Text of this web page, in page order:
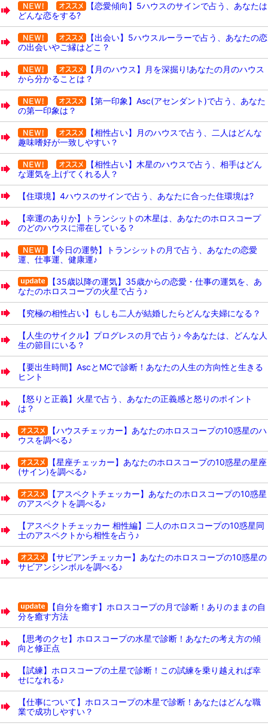
【恋愛傾向】5ハウスのサインで占う、あなたは
どんな恋をする?
【出会い】5ハウスルーラーで占う、あなたの恋
の出会いやご縁はどこ？
【月のハウス】月を深掘り!あなたの月のハウス
から分かることは？
【第一印象】Asc(アセンダント)で占う、あなた
の第一印象は？
【相性占い】月のハウスで占う、二人はどんな
趣味嗜好が一致しやすい？
【相性占い】木星のハウスで占う、相手はどん
な運気を上げてくれる人？
【住環境】4ハウスのサインで占う、あなたに合った住環境は?
【幸運のありか】トランシットの木星は、あなたのホロスコープ
のどのハウスに滞在している？
【今日の運勢】トランシットの月で占う、あなたの恋愛
運、仕事運、健康運♪
【35歳以降の運気】35歳からの恋愛・仕事の運気を、あ
なたのホロスコープの火星で占う♪
【究極の相性占い】もしも二人が結婚したらどんな夫婦になる？
【人生のサイクル】プログレスの月で占う♪ 今あなたは、どんな人
生の節目にいる？
【要出生時間】AscとMCで診断！あなたの人生の方向性と生きる
ヒント
【怒りと正義】火星で占う、あなたの正義感と怒りのポイント
は？
【ハウスチェッカー】あなたのホロスコープの10惑星のハ
ウスを調べる♪
【星座チェッカー】あなたのホロスコープの10惑星の星座
(サイン)を調べる♪
【アスペクトチェッカー】あなたのホロスコープの10惑星
のアスペクトを調べる♪
【アスペクトチェッカー 相性編】二人のホロスコープの10惑星同
士のアスペクトから相性を占う♪
【サビアンチェッカー】あなたのホロスコープの10惑星の
サビアンシンボルを調べる♪
【自分を癒す】ホロスコープの月で診断！ありのままの自
分を癒す方法
【思考のクセ】ホロスコープの水星で診断！あなたの考え方の傾
向と修正点
【試練】ホロスコープの土星で診断！この試練を乗り越えれば幸
せになれる♪
【仕事について】ホロスコープの木星で診断！あなたはどんな職
業で成功しやすい？